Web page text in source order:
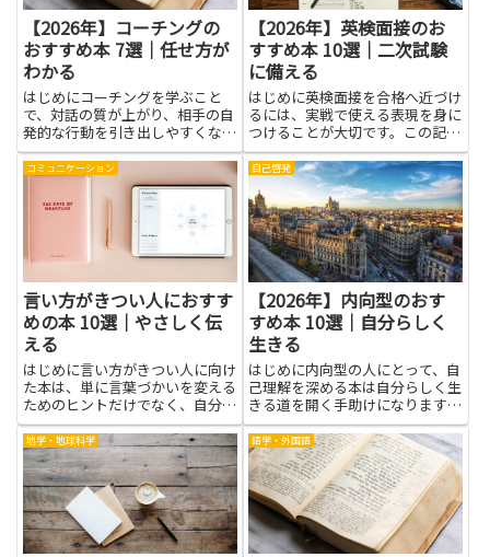
【2026年】コーチングの
おすすめ本 7選｜任せ方が
わかる
はじめにコーチングを学ぶこと
で、対話の質が上がり、相手の自
発的な行動を引き出しやすくなり
ます。特に任せ方に悩んでいる人
には、コーチングの考え方が役立
ちます。期待の伝え方や目標の共
有、フィードバックの与え方を身
に付けると、指示や命令だけに頼
【2026年】英検面接のお
すすめ本 10選｜二次試験
に備える
はじめに英検面接を合格へ近づけ
るには、実戦で使える表現を身に
つけることが大切です。この記事
では、語彙力を広げ、質問の意図
を読み取る力を養い、練習の効率
を上げるための内容を紹介しま
す。英検面接に向けた読み物は、
自己紹介の練習や日常の話題への
対...
コミュニケーション
言い方がきつい人におすす
めの本 10選｜やさしく伝
える
はじめに言い方がきつい人に向け
た本は、単に言葉づかいを変える
ためのヒントだけでなく、自分の
感情や考え方を整理するきっかけ
になります。やさしく伝える技術
を身につけることで、誤解や対立
が減り、仕事や家庭でのコミュニ
ケーションが円滑になります。
本...
自己啓発
【2026年】内向型のおす
すめ本 10選｜自分らしく
生きる
はじめに内向型の人にとって、自
己理解を深める本は自分らしく生
きる道を開く手助けになります。
静かな時間を大切にしながら、自
分の感じ方や考え方を整理するヒ
ントを見つけられるからです。読
書を通じて、気持ちを言葉にする
練習や、無理をせずに力を発揮
で...
地学・地球科学 語学・外国語